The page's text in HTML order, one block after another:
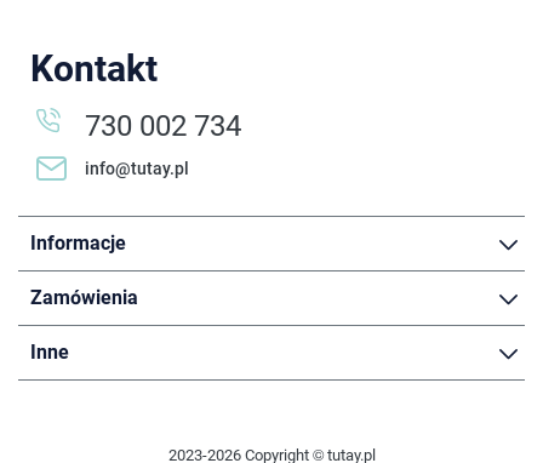
Kontakt
730 002 734
info@tutay.pl
Informacje
Zamówienia
Inne
2023-2026 Copyright © tutay.pl